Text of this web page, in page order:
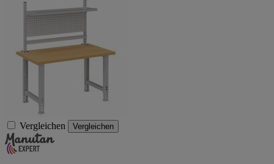
Vergleichen Vergleichen